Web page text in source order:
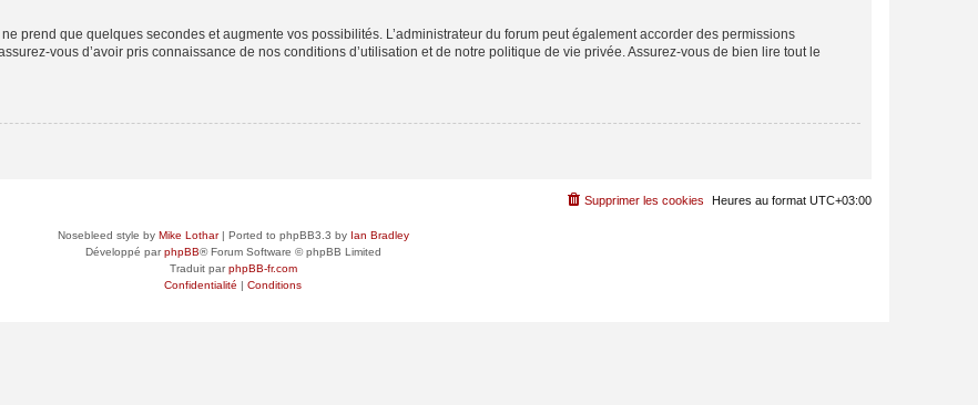
prend que quelques secondes et augmente vos possibilités. L’administrateur du forum peut également accorder des permissions
vous d’avoir pris connaissance de nos conditions d’utilisation et de notre politique de vie privée. Assurez-vous de bien lire tout le
Heures au format UTC+03:00
Supprimer les cookies
Nosebleed style by Mike Lothar| Ported to phpBB3.3 by Ian Bradley
Développé parphpBB® Forum Software © phpBB Limited
Traduit parphpBB-fr.com
Confidentialité | Conditions